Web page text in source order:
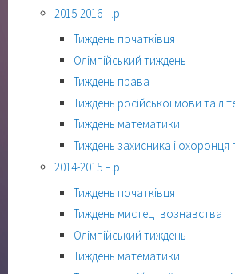
2015-2016 н.р.
Тиждень початківця
Олімпійський тиждень
Тиждень права
Тиждень російської мови та
Тиждень математики
Тиждень захисника і охоронця
2014-2015 н.р.
Тиждень початківця
Тиждень мистецтвознавства
Олімпійський тиждень
Тиждень математики